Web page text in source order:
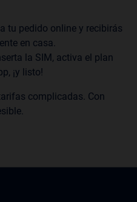
tu pedido online y recibirás
en casa.
la SIM, activa el plan
¡y listo!
complicadas. Con